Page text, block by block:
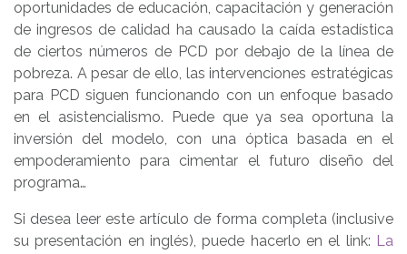
oportunidades de educación, capacitación y generación
de ingresos de calidad ha causado la caída estadística
de ciertos números de PCD por debajo de la línea de
pobreza. A pesar de ello, las intervenciones estratégicas
para PCD siguen funcionando con un enfoque basado
en el asistencialismo. Puede que ya sea oportuna la
inversión del modelo, con una óptica basada en el
empoderamiento para cimentar el futuro diseño del
programa…
Si desea leer este artículo de forma completa (inclusive
su presentación en inglés), puede hacerlo en el link: La